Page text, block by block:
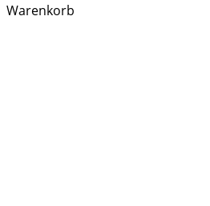
Warenkorb